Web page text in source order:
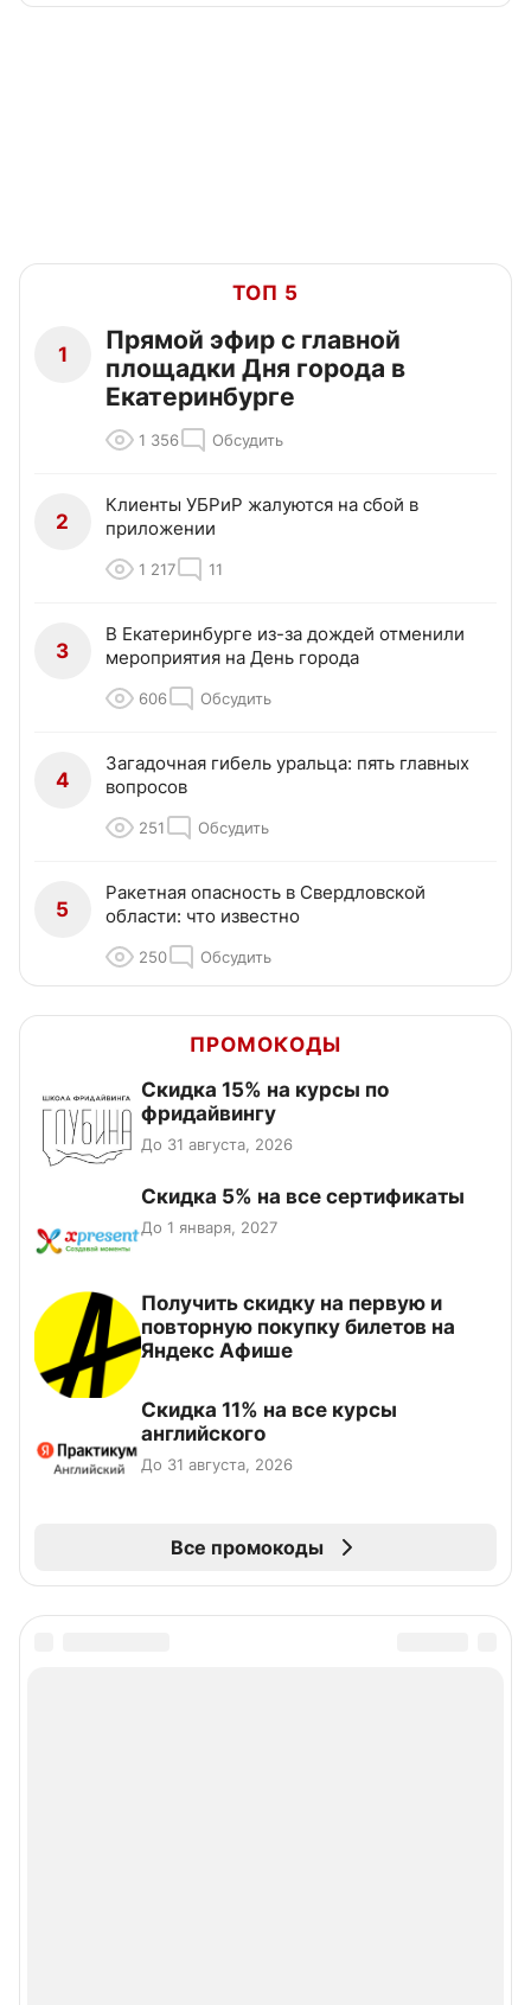
ТОП 5
1
Прямой эфир с главной
площадки Дня города в
Екатеринбурге
1 356 Обсудить
2
Клиенты УБРиР жалуются на сбой в
приложении
1 217 11
3
В Екатеринбурге из-за дождей отменили
мероприятия на День города
606 Обсудить
4
Загадочная гибель уральца: пять главных
вопросов
251 Обсудить
5
Ракетная опасность в Свердловской
области: что известно
250 Обсудить
ПРОМОКОДЫ
Скидка 15% на курсы по
фридайвингу
До 31 августа, 2026
Скидка 5% на все сертификаты
До 1 января, 2027
Получить скидку на первую и
повторную покупку билетов на
Яндекс Афише
Скидка 11% на все курсы
английского
До 31 августа, 2026
Все промокоды